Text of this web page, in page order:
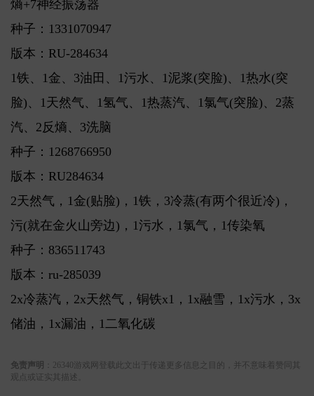
熵+7神经振荡器
种子：1331070947
版本：RU-284634
1铁、1金、3油田、1污水、1泥浆(突脸)、1热水(突
脸)、1天然气、1氢气、1热蒸汽、1氯气(突脸)、2蒸
汽、2反熵、3洗脑
种子：1268766950
版本：RU284634
2天然气，1金(贴脸)，1铁，3冷蒸(有两个很近冷)，
污(就在金火山旁边)，1污水，1氯气，1传染氧
种子：836511743
版本：ru-285039
2x冷蒸汽，2x天然气，铜铁x1，1x融雪，1x污水，3x
储油，1x漏油，1二氧化碳
免责声明
：26340游戏网登载此文出于传递更多信息之目的，并不意味着赞同其
观点或证实其描述。